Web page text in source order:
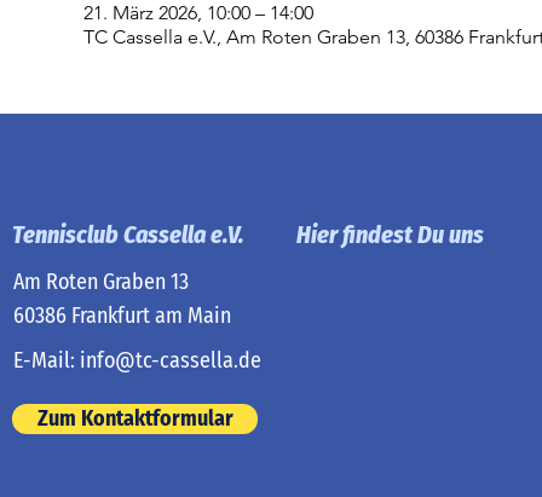
21. März 2026, 10:00 – 14:00
TC Cassella e.V., Am Roten Graben 13, 60386
Tennisclub Cassella e.V.
Am Roten Graben 13
60386 Frankfurt am Main
E-Mail: info@tc-cassella.de
Zum Kontaktformular
Hier findest Du uns